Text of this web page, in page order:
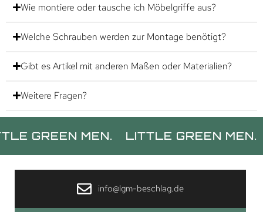
Wie montiere oder tausche ich Möbelgriffe aus?
Welche Schrauben werden zur Montage benötigt?
Gibt es Artikel mit anderen Maßen oder Materialien?
Weitere Fragen?
MEN. LITTLE GREEN MEN.
info@lgm-beschlag.de